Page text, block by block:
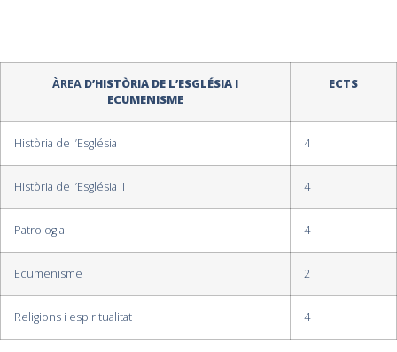
ÀREA D’HISTÒRIA DE L’ESGLÉSIA I
ECUMENISME
ECTS
Història de l’Església I 4
Història de l’Església II 4
Patrologia 4
Ecumenisme 2
Religions i espiritualitat 4